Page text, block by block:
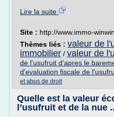
Lire la suite
Site : http://www.immo-
Thèmes liés : valeur de
immobilier / valeur de
de l'usufruit d'apres le
d'evaluation fiscale de
et abus de droit
Quelle est la valeur
l’usufruit et de la nue